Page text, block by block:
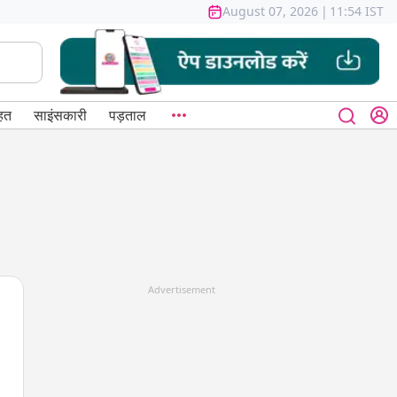
August 07, 2026 | 11:54 IST
साइंसकारी पड़ताल
Advertisement